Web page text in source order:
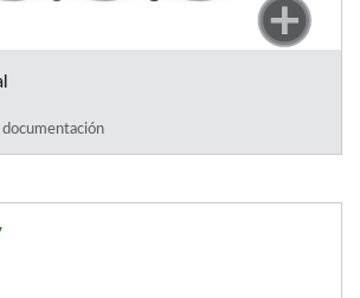
documentación